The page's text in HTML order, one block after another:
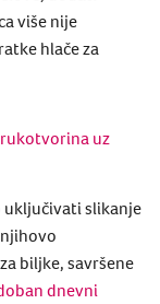
više nije
hlače za
uz
​​slikanje
biljke, savršene
dnevni